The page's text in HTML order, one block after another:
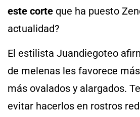
este corte que ha puesto
actualidad?
El estilista Juandiegoteo
de melenas les favorece
más ovalados y alargados.
evitar hacerlos en rostros